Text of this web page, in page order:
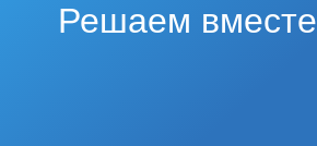
Решаем вместе